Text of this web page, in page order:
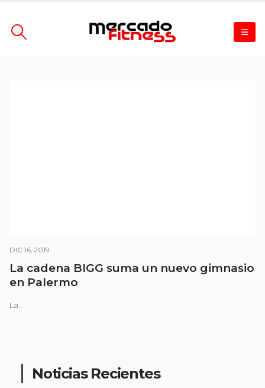
DIC 16, 2019
La cadena BIGG suma un nuevo gimnasio
en Palermo
La...
Noticias Recientes